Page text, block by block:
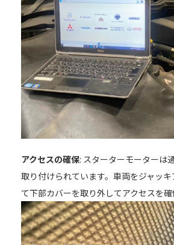
アクセスの確保: スターターモーターは
取り付けられています。車両をジャッ
て下部カバーを取り外してアクセスを確